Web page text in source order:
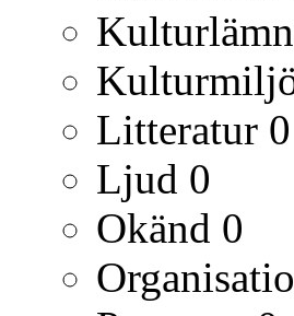
Litteratur 0
Ljud 0
Okänd 0